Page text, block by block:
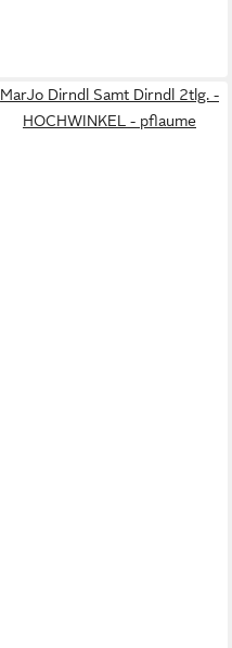
MarJo Dirndl Samt Dirndl 2tlg. -
HOCHWINKEL - pflaume